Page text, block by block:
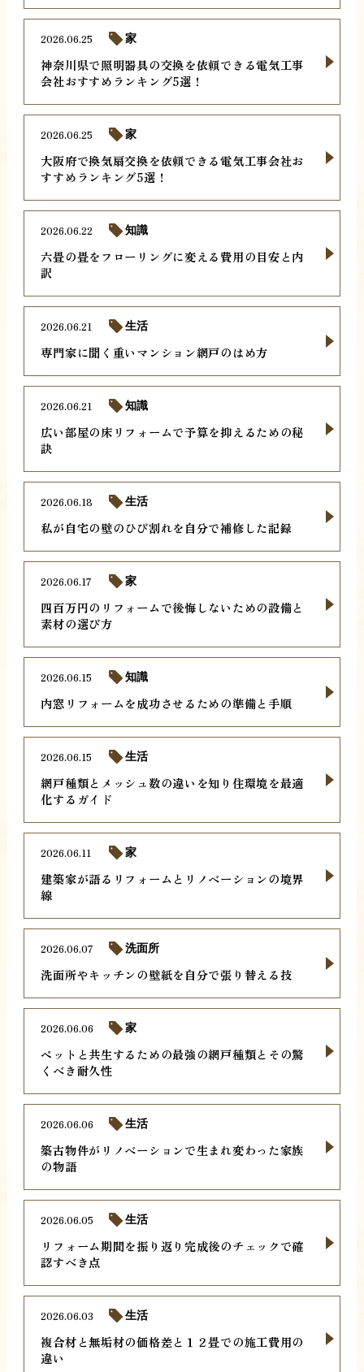
神奈川県で照明器具の交換を依頼できる電気工事
会社おすすめランキング5選！
2026.06.25 家
大阪府で換気扇交換を依頼できる電気工事会社お
すすめランキング5選！
2026.06.25 家
六畳の畳をフローリングに変える費用の目安と内
訳
2026.06.22 知識
専門家に聞く重いマンション網戸のはめ方
2026.06.21 生活
広い部屋の床リフォームで予算を抑えるための秘
訣
2026.06.21 知識
私が自宅の壁のひび割れを自分で補修した記録
2026.06.18 生活
四百万円のリフォームで後悔しないための設備と
素材の選び方
2026.06.17 家
内窓リフォームを成功させるための準備と手順
2026.06.15 知識
網戸種類とメッシュ数の違いを知り住環境を最適
化するガイド
2026.06.15 生活
建築家が語るリフォームとリノベーションの境界
線
2026.06.11 家
洗面所やキッチンの壁紙を自分で張り替える技
2026.06.07 洗面所
ペットと共生するための最強の網戸種類とその驚
くべき耐久性
2026.06.06 家
築古物件がリノベーションで生まれ変わった家族
の物語
2026.06.06 生活
リフォーム期間を振り返り完成後のチェックで確
認すべき点
2026.06.05 生活
複合材と無垢材の価格差と１２畳での施工費用の
違い
2026.06.03 生活